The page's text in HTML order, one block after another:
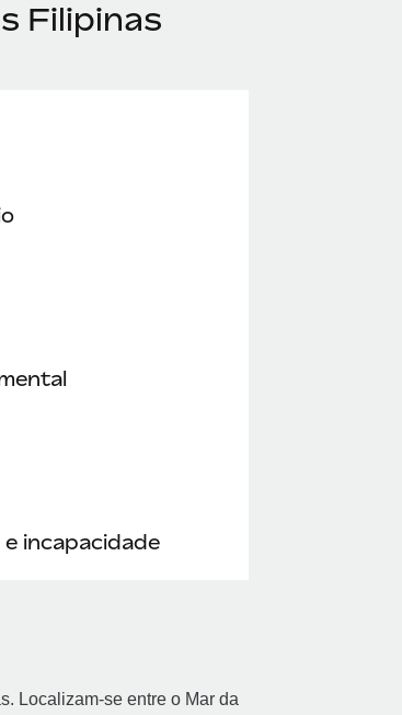
Filipinas
incapacidade
Localizam-se entre o Mar da